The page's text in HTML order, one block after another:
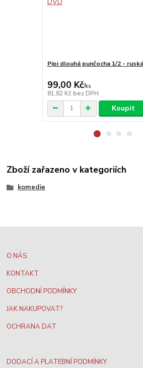
Pipi dlouhá punčocha 1/2 -
99,00 Kč/ks
81,82 Kč bez DPH
Koupit
Zboží zařazeno v kategoriích
komedie
O NÁS
KONTAKT
OBCHODNÍ PODMÍNKY
JAK NAKUPOVAT?
OCHRANA DAT
DODACÍ A PLATEBNÍ PODMÍNKY